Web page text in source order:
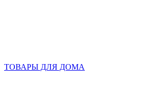
ТОВАРЫ ДЛЯ ДОМА